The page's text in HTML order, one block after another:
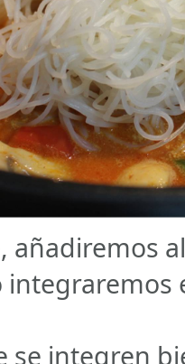
añadiremos
se integren